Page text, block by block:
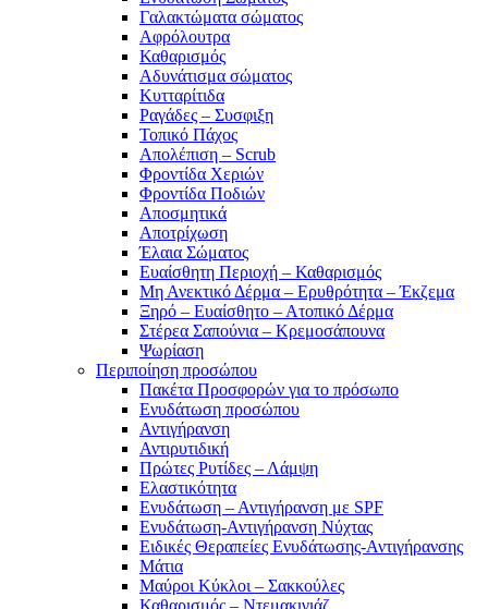
Γαλακτώματα σώματος
Αφρόλουτρα
Καθαρισμός
Αδυνάτισμα σώματος
Κυτταρίτιδα
Ραγάδες – Συσφιξη
Τοπικό Πάχος
Απολέπιση – Scrub
Φροντίδα Χεριών
Φροντίδα Ποδιών
Αποσμητικά
Αποτρίχωση
Έλαια Σώματος
Ευαίσθητη Περιοχή – Καθαρισμός
Μη Ανεκτικό Δέρμα – Ερυθρότητα – Έκζεμα
Ξηρό – Ευαίσθητο – Ατοπικό Δέρμα
Στέρεα Σαπούνια – Κρεμοσάπουνα
Ψωρίαση
Περιποίηση προσώπου
Πακέτα Προσφορών για το πρόσωπο
Ενυδάτωση προσώπου
Αντιγήρανση
Αντιρυτιδική
Πρώτες Ρυτίδες – Λάμψη
Ελαστικότητα
Ενυδάτωση – Αντιγήρανση με SPF
Ενυδάτωση-Αντιγήρανση Νύχτας
Ειδικές Θεραπείες Ενυδάτωσης-Αντιγήρανσης
Μάτια
Μαύροι Κύκλοι – Σακκούλες